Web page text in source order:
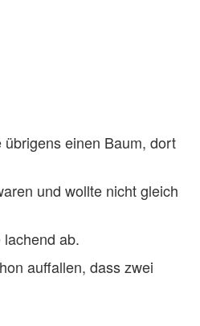
übrigens einen Baum, dort
und wollte nicht gleich
ab.
auffallen, dass zwei